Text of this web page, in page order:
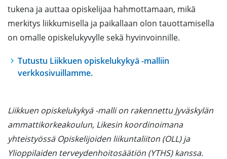
tukena ja auttaa opiskelijaa hahmottamaan, mikä
merkitys liikkumisella ja paikallaan olon tauottamisella
on omalle opiskelukyvylle sekä hyvinvoinnille.
Tutustu Liikkuen opiskelukykyä -malliin
verkkosivuillamme.
Liikkuen opiskelukykyä -malli on rakennettu Jyväskylän
ammattikorkeakoulun, Likesin koordinoimana
yhteistyössä Opiskelijoiden liikuntaliiton (OLL) ja
Ylioppilaiden terveydenhoitosäätiön (YTHS) kanssa.